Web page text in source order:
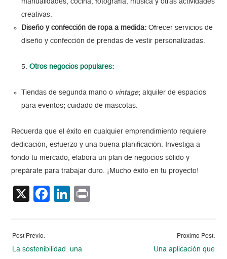
manualidades, cocina, fotografía, música y otras actividades
creativas.
Diseño y confección de ropa a medida: Ofrecer servicios de
diseño y confección de prendas de vestir personalizadas.
Otros negocios populares:
Tiendas de segunda mano o vintage; alquiler de espacios
para eventos; cuidado de mascotas.
Recuerda que el éxito en cualquier emprendimiento requiere
dedicación, esfuerzo y una buena planificación. Investiga a
fondo tu mercado, elabora un plan de negocios sólido y
prepárate para trabajar duro. ¡Mucho éxito en tu proyecto!
X Facebook
LinkedIn
Post Previo:
La sostenibilidad: una
Proximo Post:
Una aplicación que